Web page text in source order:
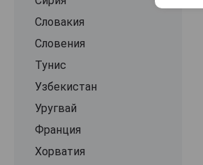
Nittnaus
Paul Achs
Polz
Prager
Rabl
Rainer Wess
Richard Stierschneider
Словакия
Словения
Тунис
Узбекистан
Уругвай
Франция
Хорватия